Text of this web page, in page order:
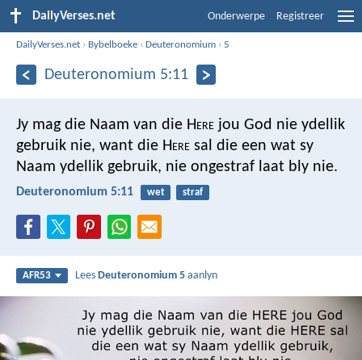
DailyVerses.net Onderwerpe Registreer
DailyVerses.net › Bybelboeke ›Deuteronomium ›5
Deuteronomium 5:11
Jy mag die Naam van die Here jou God nie ydellik
gebruik nie, want die Here sal die een wat sy
Naam ydellik gebruik, nie ongestraf laat bly nie.
Deuteronomium 5:11 wet straf
AFR53 LeesDeuteronomium 5 aanlyn